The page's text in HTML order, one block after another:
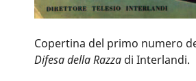
Copertina del primo numero
Difesa della Razzadi Interlandi.